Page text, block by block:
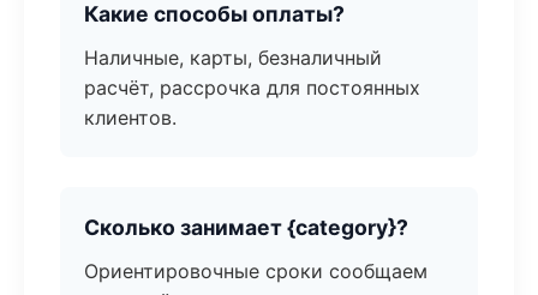
Какие способы оплаты?
Наличные, карты, безналичный
расчёт, рассрочка для постоянных
клиентов.
Сколько занимает {category}?
Ориентировочные сроки сообщаем